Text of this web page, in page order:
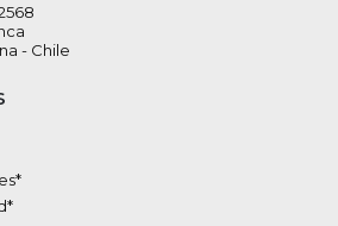
- Chile